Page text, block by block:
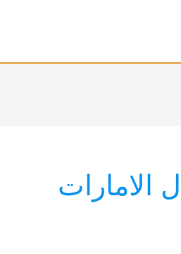
الامارات